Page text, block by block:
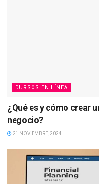
CURSOS EN LÍNEA
¿Qué es y cómo crear
negocio?
21 NOVIEMBRE, 2024